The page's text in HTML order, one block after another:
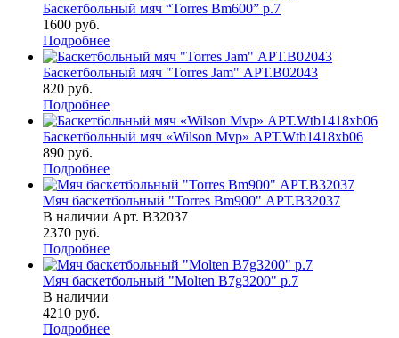
Баскетбольный мяч “Torres Bm600” р.7
1600 руб.
Подробнее
Баскетбольный мяч "Torres Jam" АРТ.B02043
820 руб.
Подробнее
Баскетбольный мяч «Wilson Mvp» АРТ.Wtb1418xb06
890 руб.
Подробнее
Мяч баскетбольный "Torres Bm900" АРТ.B32037
В наличии Арт. B32037
2370 руб.
Подробнее
Мяч баскетбольный "Molten B7g3200" р.7
В наличии
4210 руб.
Подробнее